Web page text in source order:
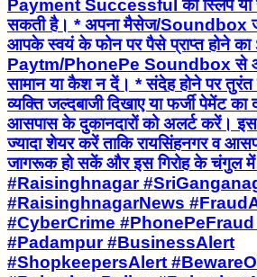
Payment Successful की स्लिप या
सकती है। * अपना मैसेज/
आपके स्वयं के फोन पर पैसे प्राप्त होने
Paytm/PhonePe Soundbox से
सामान या कैश न दें। * संदेह होने पर तुरंत
व्यक्ति जल्दबाजी दिखाए या फर्जी पेमेंट का
आसपास के दुकानदारों को अलर्ट करें। इस
ज्यादा शेयर करें ताकि रायसिंहनगर व
जागरूक हो सकें और इस गिरोह के चंगुल
#Raisinghnagar
#RaisinghnagarNews
#CyberCrime
#Padampur #BusinessAlert
#ShopkeepersAlert